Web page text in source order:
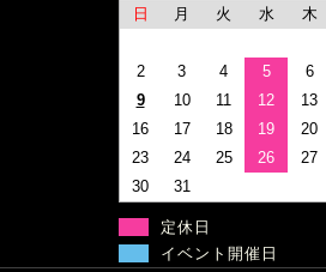
日
月 火 水 木
2
3 4 5 6
9
10 11 12 13
16
17 18 19 20
23
24 25 26 27
30
31
定休日
イベント開催日